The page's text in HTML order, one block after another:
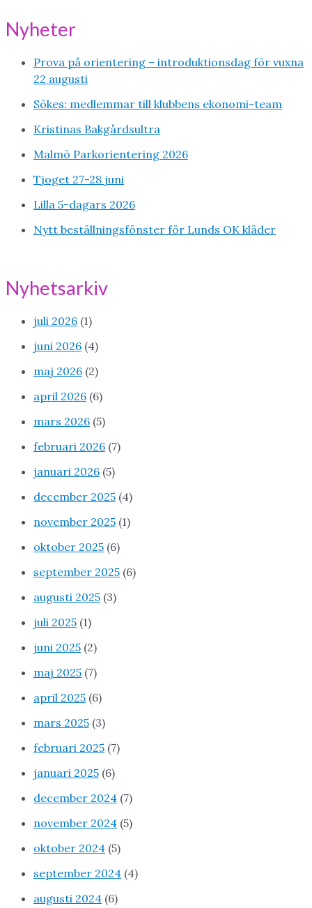
Nyheter
Prova på orientering – introduktionsdag för vuxna
22 augusti
Sökes: medlemmar till klubbens ekonomi-team
Kristinas Bakgårdsultra
Malmö Parkorientering 2026
Tjoget 27-28 juni
Lilla 5-dagars 2026
Nytt beställningsfönster för Lunds OK kläder
Nyhetsarkiv
juli 2026 (1)
juni 2026 (4)
maj 2026 (2)
april 2026 (6)
mars 2026 (5)
februari 2026 (7)
januari 2026 (5)
december 2025 (4)
november 2025 (1)
oktober 2025 (6)
september 2025 (6)
augusti 2025 (3)
juli 2025 (1)
juni 2025 (2)
maj 2025 (7)
april 2025 (6)
mars 2025 (3)
februari 2025 (7)
januari 2025 (6)
december 2024 (7)
november 2024 (5)
oktober 2024 (5)
september 2024 (4)
augusti 2024 (6)